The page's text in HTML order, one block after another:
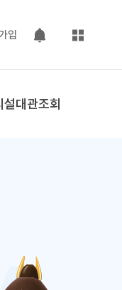
입
팝업 열기
사이트맵
대관조회